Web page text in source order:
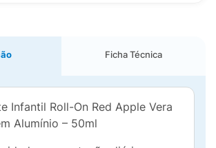
Ficha Técnica
Infantil Roll-On Red Apple Vera
Alumínio – 50ml